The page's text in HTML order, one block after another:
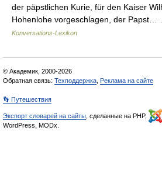
der päpstlichen Kurie, für den Kaiser
Hohenlohe vorgeschlagen, der
Konversations-Lexikon
© Академик, 2000-2026
Обратная связь: Техподдержка Реклама на сайте
👣 Путешествия
Экспорт словарей на сайты , сделанные на PHP,
WordPress, MODx.